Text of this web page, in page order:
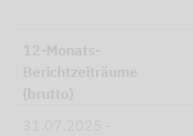
12-Monats-
Berichtzeiträume
(brutto)
31.07.2025 -